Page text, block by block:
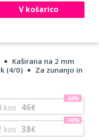
V košarico
Kaširana na 2 mm
(4/0)
Za zunanjo in
kos 38€
-44%
kos 46€
-66%